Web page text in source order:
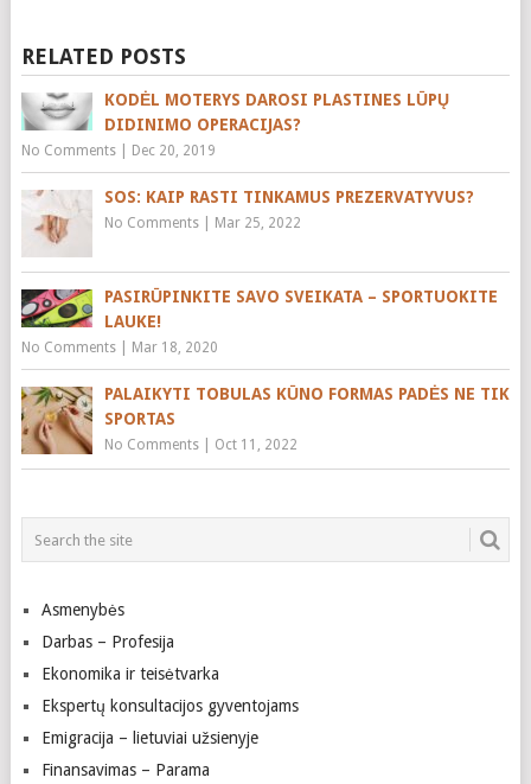
RELATED POSTS
KODĖL MOTERYS DAROSI PLASTINES LŪPŲ
DIDINIMO OPERACIJAS?
No Comments| Dec 20, 2019
SOS: KAIP RASTI TINKAMUS PREZERVATYVUS?
No Comments| Mar 25, 2022
PASIRŪPINKITE SAVO SVEIKATA – SPORTUOKITE
LAUKE!
No Comments| Mar 18, 2020
PALAIKYTI TOBULAS KŪNO FORMAS PADĖS NE TIK
SPORTAS
No Comments| Oct 11, 2022
Asmenybės
Darbas – Profesija
Ekonomika ir teisėtvarka
Ekspertų konsultacijos gyventojams
Emigracija – lietuviai užsienyje
Finansavimas – Parama